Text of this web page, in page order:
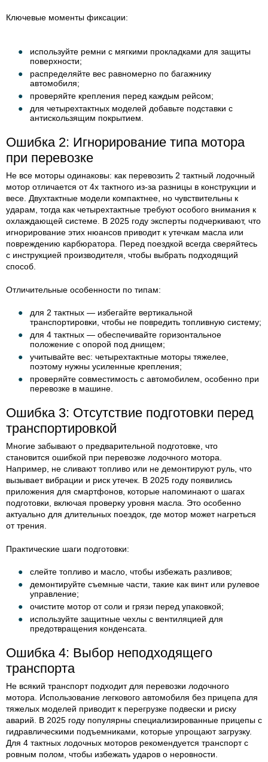
Ключевые моменты фиксации:
используйте ремни с мягкими прокладками для защиты
поверхности;
распределяйте вес равномерно по багажнику
автомобиля;
проверяйте крепления перед каждым рейсом;
для четырехтактных моделей добавьте подставки с
антискользящим покрытием.
Ошибка 2: Игнорирование типа мотора
при перевозке
Не все моторы одинаковы: как перевозить 2 тактный лодочный
мотор отличается от 4х тактного из-за разницы в конструкции и
весе. Двухтактные модели компактнее, но чувствительны к
ударам, тогда как четырехтактные требуют особого внимания к
охлаждающей системе. В 2025 году эксперты подчеркивают, что
игнорирование этих нюансов приводит к утечкам масла или
повреждению карбюратора. Перед поездкой всегда сверяйтесь
с инструкцией производителя, чтобы выбрать подходящий
способ.
Отличительные особенности по типам:
для 2 тактных — избегайте вертикальной
транспортировки, чтобы не повредить топливную систему;
для 4 тактных — обеспечивайте горизонтальное
положение с опорой под днищем;
учитывайте вес: четырехтактные моторы тяжелее,
поэтому нужны усиленные крепления;
проверяйте совместимость с автомобилем, особенно при
перевозке в машине.
Ошибка 3: Отсутствие подготовки перед
транспортировкой
Многие забывают о предварительной подготовке, что
становится ошибкой при перевозке лодочного мотора.
Например, не сливают топливо или не демонтируют руль, что
вызывает вибрации и риск утечек. В 2025 году появились
приложения для смартфонов, которые напоминают о шагах
подготовки, включая проверку уровня масла. Это особенно
актуально для длительных поездок, где мотор может нагреться
от трения.
Практические шаги подготовки:
слейте топливо и масло, чтобы избежать разливов;
демонтируйте съемные части, такие как винт или рулевое
управление;
очистите мотор от соли и грязи перед упаковкой;
используйте защитные чехлы с вентиляцией для
предотвращения конденсата.
Ошибка 4: Выбор неподходящего
транспорта
Не всякий транспорт подходит для перевозки лодочного
мотора. Использование легкового автомобиля без прицепа для
тяжелых моделей приводит к перегрузке подвески и риску
аварий. В 2025 году популярны специализированные прицепы с
гидравлическими подъемниками, которые упрощают загрузку.
Для 4 тактных лодочных моторов рекомендуется транспорт с
ровным полом, чтобы избежать ударов о неровности.